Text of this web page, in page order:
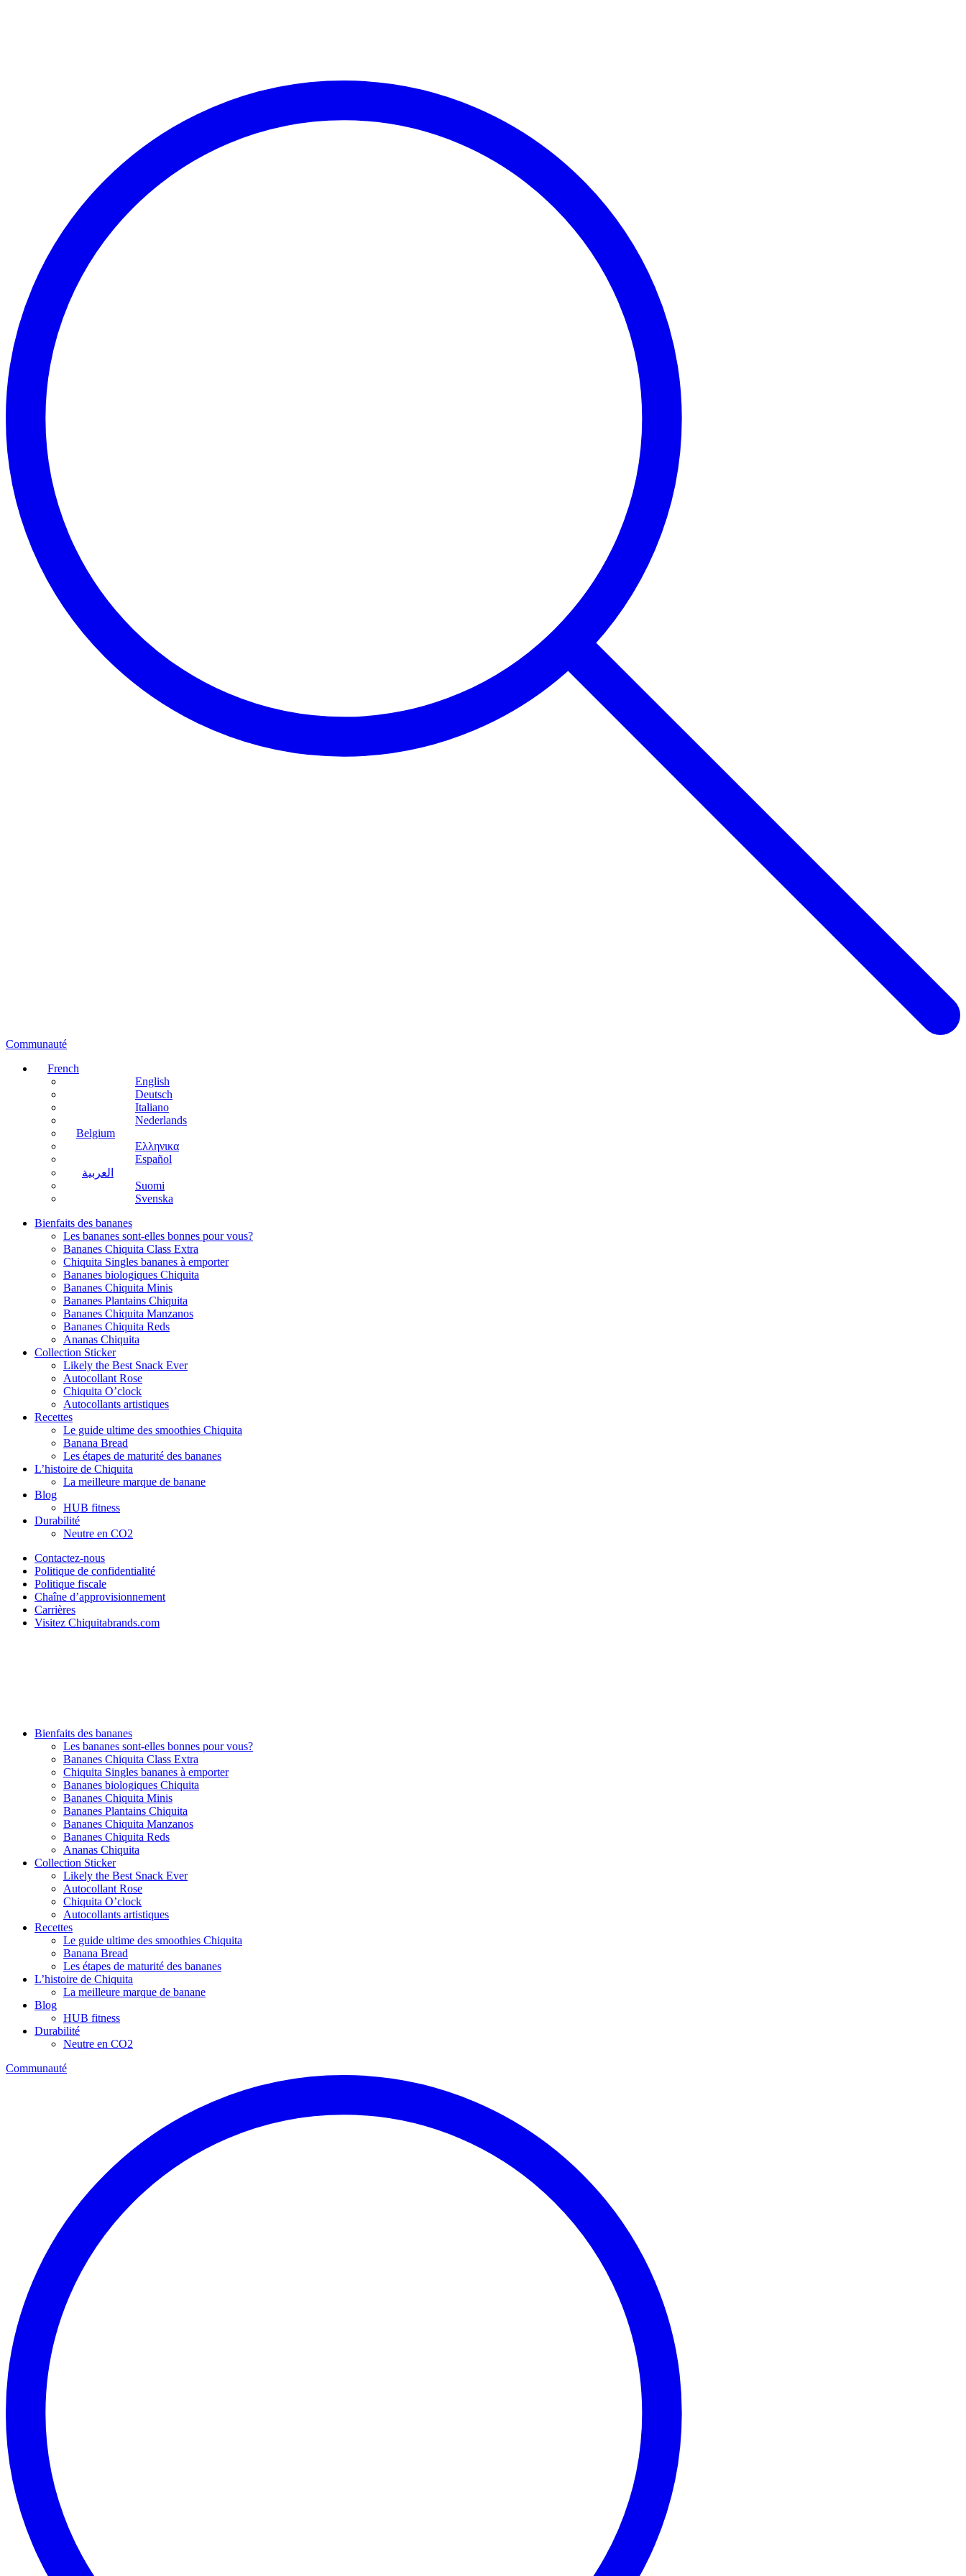
Communauté
French
English
Deutsch
Italiano
Nederlands
Belgium
Ελληνικα
Español
العربية
Suomi
Svenska
Bienfaits des bananes
Les bananes sont-elles bonnes pour vous?
Bananes Chiquita Class Extra
Chiquita Singles bananes à emporter
Bananes biologiques Chiquita
Bananes Chiquita Minis
Bananes Plantains Chiquita
Bananes Chiquita Manzanos
Bananes Chiquita Reds
Ananas Chiquita
Collection Sticker
Likely the Best Snack Ever
Autocollant Rose
Chiquita O’clock
Autocollants artistiques
Recettes
Le guide ultime des smoothies Chiquita
Banana Bread
Les étapes de maturité des bananes
L’histoire de Chiquita
La meilleure marque de banane
Blog
HUB fitness
Durabilité
Neutre en CO2
Contactez-nous
Politique de confidentialité
Politique fiscale
Chaîne d’approvisionnement
Carrières
Visitez Chiquitabrands.com
Bienfaits des bananes
Les bananes sont-elles bonnes pour vous?
Bananes Chiquita Class Extra
Chiquita Singles bananes à emporter
Bananes biologiques Chiquita
Bananes Chiquita Minis
Bananes Plantains Chiquita
Bananes Chiquita Manzanos
Bananes Chiquita Reds
Ananas Chiquita
Collection Sticker
Likely the Best Snack Ever
Autocollant Rose
Chiquita O’clock
Autocollants artistiques
Recettes
Le guide ultime des smoothies Chiquita
Banana Bread
Les étapes de maturité des bananes
L’histoire de Chiquita
La meilleure marque de banane
Blog
HUB fitness
Durabilité
Neutre en CO2
Communauté